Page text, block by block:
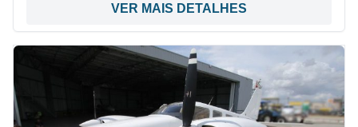
VER MAIS DETALHES